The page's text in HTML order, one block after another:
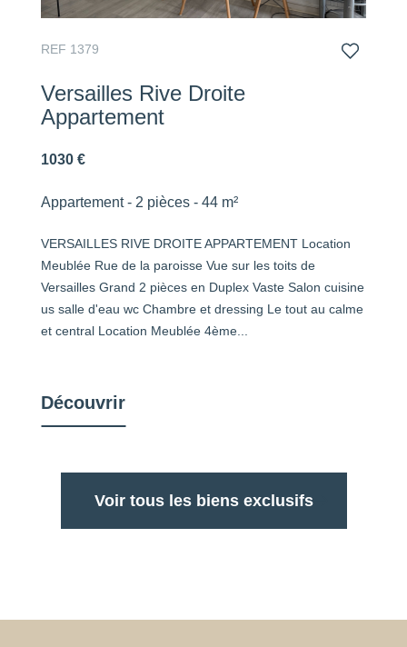
REF 1379
Versailles Rive Droite
Appartement
1030 €
Appartement - 2 pièces - 44 m²
VERSAILLES RIVE DROITE APPARTEMENT Location
Meublée Rue de la paroisse Vue sur les toits de
Versailles Grand 2 pièces en Duplex Vaste Salon cuisine
us salle d'eau wc Chambre et dressing Le tout au calme
et central Location Meublée 4ème...
Découvrir
Voir tous les biens exclusifs